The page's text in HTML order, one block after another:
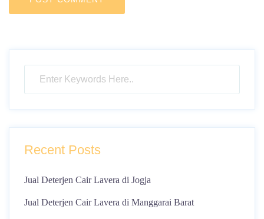
Recent Posts
Jual Deterjen Cair Lavera di Jogja
Jual Deterjen Cair Lavera di Manggarai Barat